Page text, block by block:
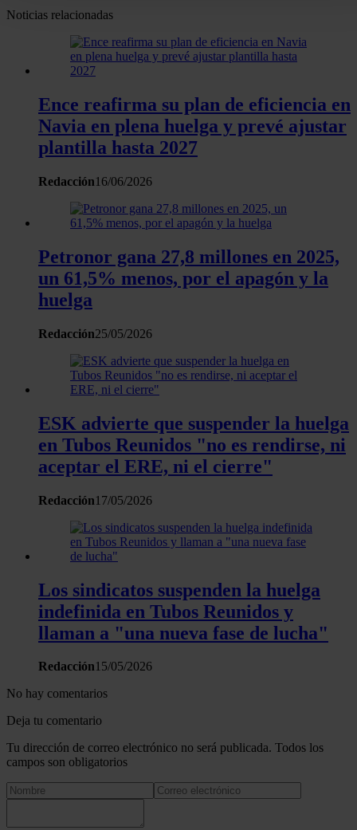
personales y establezca sus preferencias en la
momento en la Declaración de cookies.
contenido y los anuncios, ofrecer funciones de redes
analizar el tráfico. Además, compartimos información sobre
uso que haga del sitio web con nuestros partners de redes
con otra información que les haya proporcionado o que
recopilado a partir del uso que haya hecho de sus servicios.
Noticias relacionadas
Ence reafirma su plan de eficiencia en
Navia en plena huelga y prevé ajustar
plantilla hasta 2027
Redacción16/06/2026
Petronor gana 27,8 millones en 2025,
un 61,5% menos, por el apagón y la
huelga
Redacción25/05/2026
ESK advierte que suspender la huelga
en Tubos Reunidos "no es rendirse, ni
aceptar el ERE, ni el cierre"
Redacción17/05/2026
Los sindicatos suspenden la huelga
indefinida en Tubos Reunidos y
llaman a "una nueva fase de lucha"
Redacción15/05/2026
No hay comentarios
Deja tu comentario
Tu dirección de correo electrónico no será publicada. Todos los
campos son obligatorios